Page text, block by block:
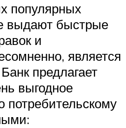
популярных
выдают быстрые
и
является
предлагает
выгодное
потребительскому